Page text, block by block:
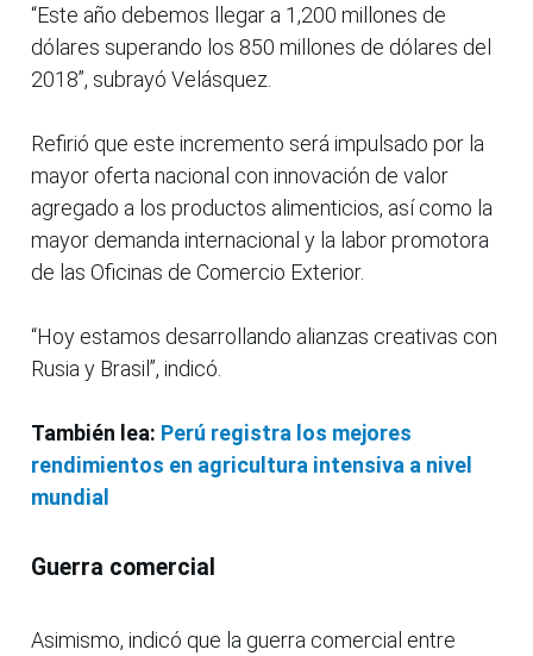
“Este año debemos llegar a 1,200 millones de
dólares superando los 850 millones de dólares del
2018”, subrayó Velásquez.
Refirió que este incremento será impulsado por la
mayor oferta nacional con innovación de valor
agregado a los productos alimenticios, así como la
mayor demanda internacional y la labor promotora
de las Oficinas de Comercio Exterior.
“Hoy estamos desarrollando alianzas creativas con
Rusia y Brasil”, indicó.
También lea: Perú registra los mejores
rendimientos en agricultura intensiva a nivel
mundial
Guerra comercial
Asimismo, indicó que la guerra comercial entre